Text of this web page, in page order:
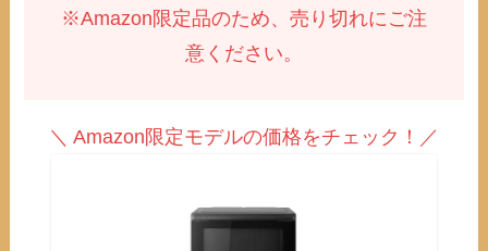
※Amazon限定品のため、売り切れにご注
意ください。
＼ Amazon限定モデルの価格をチェック！／